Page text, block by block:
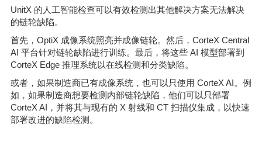
UnitX 的人工智能检查可以有效检测出其他解决方案无法解决
的链轮缺陷。
首先，OptiX 成像系统照亮并成像链轮。然后，CorteX Central
AI 平台针对链轮缺陷进行训练。最后，将这些 AI 模型部署到
CorteX Edge 推理系统以在线检测和分类缺陷。
或者，如果制造商已有成像系统，也可以只使用 CorteX AI。例
如，如果制造商想要检测内部链轮缺陷，他们可以只部署
CorteX AI，并将其与现有的 X 射线和 CT 扫描仪集成，以快速
部署改进的缺陷检测。